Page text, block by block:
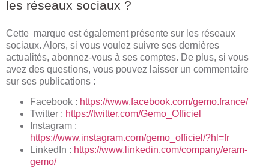
les réseaux sociaux ?
Cette marque est également présente sur les réseaux
sociaux. Alors, si vous voulez suivre ses dernières
actualités, abonnez-vous à ses comptes. De plus, si vous
avez des questions, vous pouvez laisser un commentaire
sur ses publications :
Facebook : https://www.facebook.com/gemo.france/
Twitter : https://twitter.com/Gemo_Officiel
Instagram :
https://www.instagram.com/gemo_officiel/?hl=fr
LinkedIn : https://www.linkedin.com/company/eram-
gemo/